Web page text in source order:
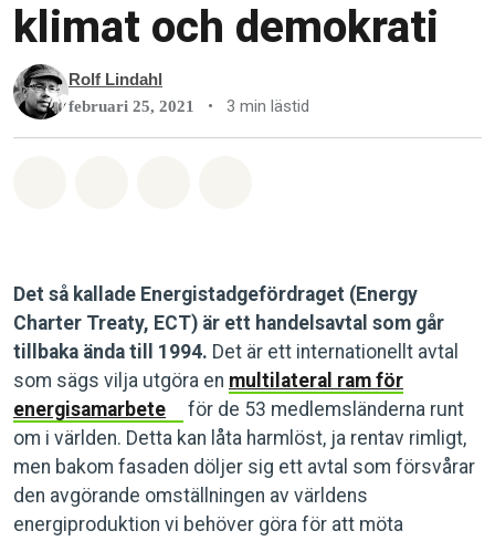
klimat och demokrati
Rolf Lindahl
februari 25, 2021 • 3 min lästid
Det så kallade Energistadgefördraget (Energy
Charter Treaty, ECT) är ett handelsavtal som går
tillbaka ända till 1994. Det är ett internationellt avtal
som sägs vilja utgöra en multilateral ram för
energisamarbete
för de 53 medlemsländerna runt
om i världen. Detta kan låta harmlöst, ja rentav rimligt,
men bakom fasaden döljer sig ett avtal som försvårar
den avgörande omställningen av världens
energiproduktion vi behöver göra för att möta